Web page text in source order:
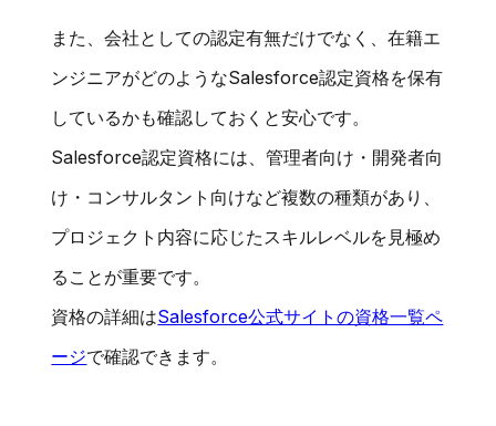
また、会社としての認定有無だけでなく、在籍エ
ンジニアがどのようなSalesforce認定資格を保有
しているかも確認しておくと安心です。
Salesforce認定資格には、管理者向け・開発者向
け・コンサルタント向けなど複数の種類があり、
プロジェクト内容に応じたスキルレベルを見極め
ることが重要です。
資格の詳細はSalesforce公式サイトの資格一覧ペ
ージで確認できます。